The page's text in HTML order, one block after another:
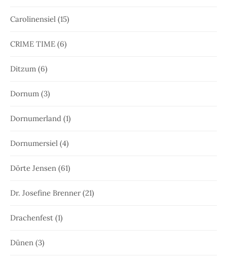
Carolinensiel (15)
CRIME TIME (6)
Ditzum (6)
Dornum (3)
Dornumerland (1)
Dornumersiel (4)
Dörte Jensen (61)
Dr. Josefine Brenner(21)
Drachenfest (1)
Dünen (3)